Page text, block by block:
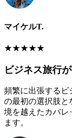
マイケルT.
★★★★★
ビジネス旅行
頻繁に出張するビ
の最初の選択肢と
境を越えたカバレ
ます。